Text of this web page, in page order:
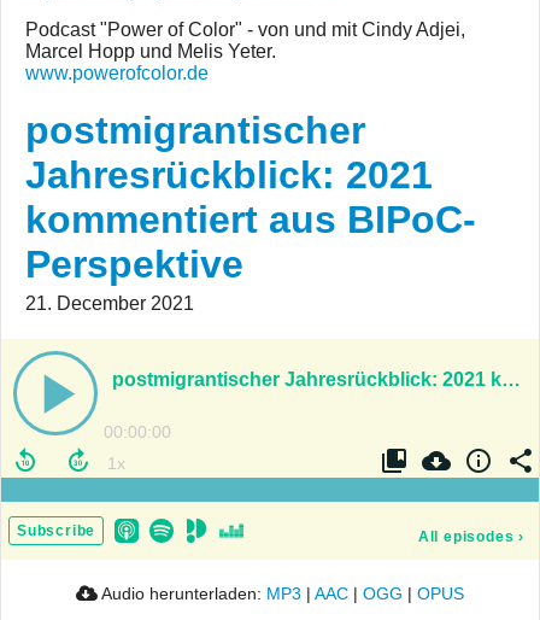
Podcast "Power of Color" - von und mit Cindy Adjei,
Marcel Hopp und Melis Yeter.
www.powerofcolor.de
postmigrantischer
Jahresrückblick: 2021
kommentiert aus BIPoC-
Perspektive
21. December 2021
postmigrantischer Jahresrückblick: 2021 kommentiert aus BIPoC-Perspektive
00:00:00
Subscribe All episodes ›
Audio herunterladen: MP3 | AAC | OGG | OPUS